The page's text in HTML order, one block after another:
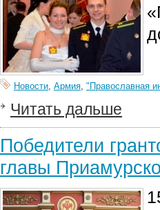
Новости, Армия, "Православная
Читать дальше
Победители
главы